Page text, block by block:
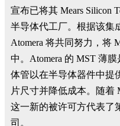
宣布已将其 Mears Silicon
半导体代工厂。根据该集
Atomera 将共同努力，将
中。Atomera 的 MST 薄
体管以在半导体器件中提
片尺寸并降低成本。随着
这一新的被许可方代表了
司。